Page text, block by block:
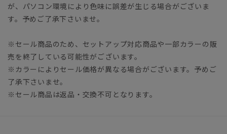
が、パソコン環境により色味に誤差が生じる場合がございま
す。予めご了承下さいませ。
※セール商品のため、セットアップ対応商品や一部カラーの販
売を終了している可能性がございます。
※カラーによりセール価格が異なる場合がございます。予めご
了承下さいませ。
※セール商品は返品・交換不可となります。